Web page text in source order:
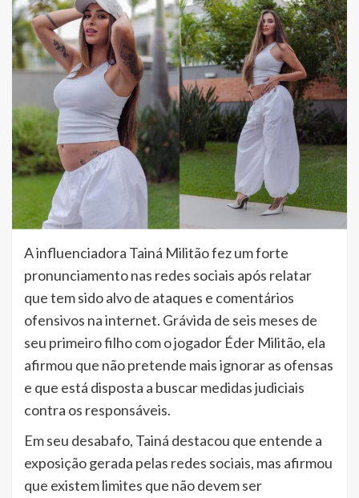
A influenciadora Tainá Militão fez um forte
pronunciamento nas redes sociais após relatar
que tem sido alvo de ataques e comentários
ofensivos na internet. Grávida de seis meses de
seu primeiro filho com o jogador Éder Militão, ela
afirmou que não pretende mais ignorar as ofensas
e que está disposta a buscar medidas judiciais
contra os responsáveis.
Em seu desabafo, Tainá destacou que entende a
exposição gerada pelas redes sociais, mas afirmou
que existem limites que não devem ser